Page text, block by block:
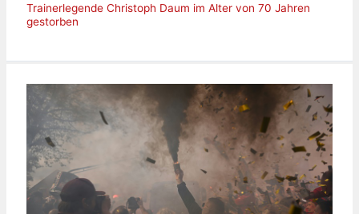
Trainerlegende Christoph Daum im Alter von 70 Jahren
gestorben